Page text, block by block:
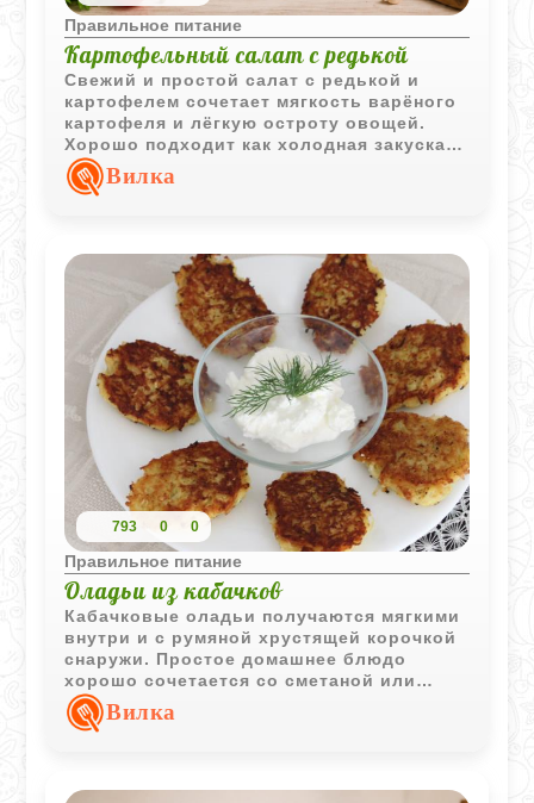
Правильное питание
Картофельный салат с редькой
Свежий и простой салат с редькой и
картофелем сочетает мягкость варёного
картофеля и лёгкую остроту овощей.
Хорошо подходит как холодная закуска к
повседневному столу.
Вилка
793 0 0
Правильное питание
Оладьи из кабачков
Кабачковые оладьи получаются мягкими
внутри и с румяной хрустящей корочкой
снаружи. Простое домашнее блюдо
хорошо сочетается со сметаной или
натуральным йогуртом.
Вилка